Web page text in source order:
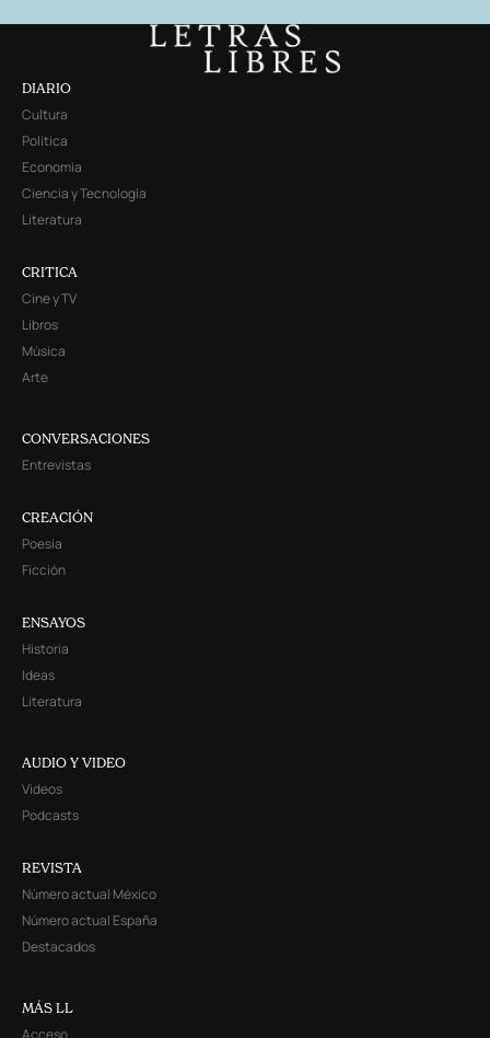
DIARIO
Cultura
Política
Economía
Ciencia y Tecnología
Literatura
CRITICA
Cine y TV
Libros
Música
Arte
CONVERSACIONES
Entrevistas
CREACIÓN
Poesía
Ficción
ENSAYOS
Historia
Ideas
Literatura
AUDIO Y VIDEO
Videos
Podcasts
REVISTA
Número actual México
Número actual España
Destacados
MÁS LL